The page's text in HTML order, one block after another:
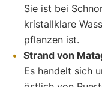
Sie ist bei
kristallklare
pflanzen ist.
Strand von
Es handelt sich